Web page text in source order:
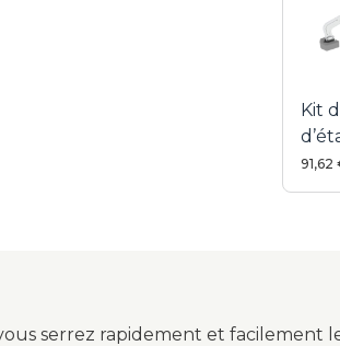
Kit
91,62
serrez rapidement et facilement